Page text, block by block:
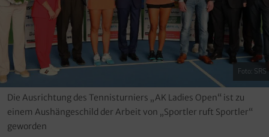
Foto: SRS
Die Ausrichtung des Tennisturniers „AK Ladies Open“ ist zu
einem Aushängeschild der Arbeit von „Sportler ruft Sportler“
geworden